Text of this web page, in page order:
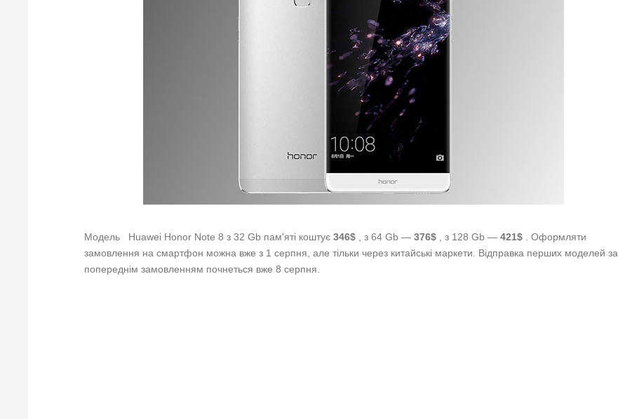
Модель Huawei Honor Note 8 з 32 Gb пам'яті коштує 346$ , з 64 Gb — 376$ , з 128 Gb — 421$
. Оформляти
замовлення на смартфон можна вже з 1 серпня, але тільки через китайські маркети. Відправка перших моделей за
попереднім замовленням почнеться вже 8 серпня.